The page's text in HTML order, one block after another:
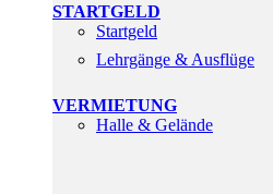
STARTGELD
Startgeld
Lehrgänge & Ausflüge
VERMIETUNG
Halle & Gelände